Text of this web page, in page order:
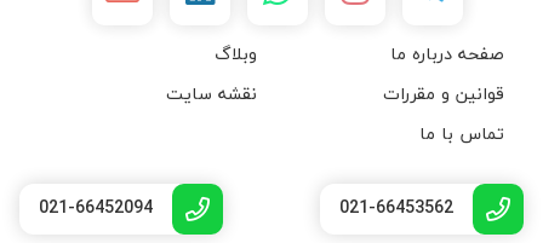
صفحه درباره ما
وبلاگ
قوانین و مقررات
نقشه سایت
تماس با ما
021-66453562
021-66452094